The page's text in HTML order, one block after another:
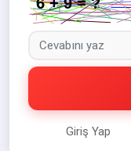
Giriş Yap